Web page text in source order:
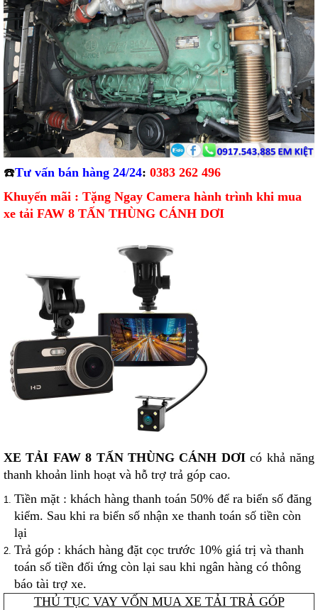
☎️Tư vấn bán hàng 24/24: 0383 262 496
Khuyến mãi : Tặng Ngay Camera hành trình khi mua
xe tải FAW 8 TẤN THÙNG CÁNH DƠI
XE TẢI FAW 8 TẤN THÙNG CÁNH DƠIcó khả năng
thanh khoản linh hoạt và hỗ trợ trả góp cao.
Tiền mặt : khách hàng thanh toán 50% để ra biển số đăng
kiểm. Sau khi ra biển số nhận xe thanh toán số tiền còn
lại
Trả góp : khách hàng đặt cọc trước 10% giá trị và thanh
toán số tiền đối ứng còn lại sau khi ngân hàng có thông
báo tài trợ xe.
THỦ TỤC VAY VỐN MUA XE TẢI TRẢ GÓP